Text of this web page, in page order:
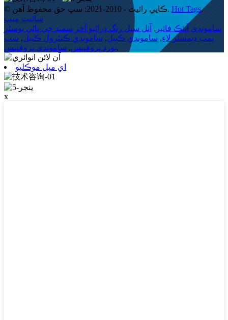
© ڪاپي رائيٽ - 2010-2021: سڀ حق محفوظ آهن. Hot Tags,
سائيٽ ميپ
سامونڊي آپٽڪ فائبر , آئل سيل رنگ ڊرائيو آخر سمنڊ جي پاڻي بوسٹر
پمپ ڊيمسٽر لاءِ, سامونڊي ڪيبل, سامونڊي ڪنٽرول ڪيبل, شپ
بورڊ پروفيبس, سامونڊي پروفيبس ,
اي ميل موڪليو
x